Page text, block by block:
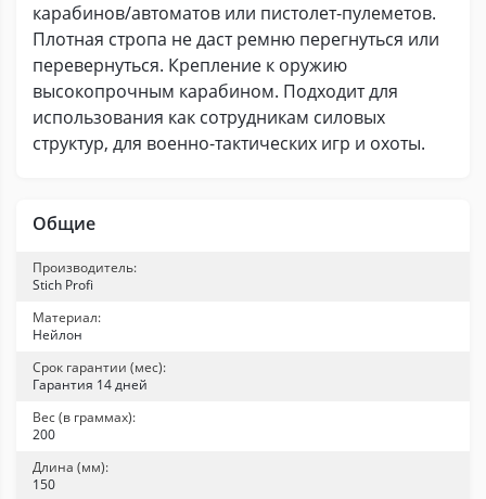
карабинов/автоматов или пистолет-пулеметов.
Плотная стропа не даст ремню перегнуться или
перевернуться. Крепление к оружию
высокопрочным карабином. Подходит для
использования как сотрудникам силовых
структур, для военно-тактических игр и охоты.
Общие
Производитель:
Stich Profi
Материал:
Нейлон
Срок гарантии (мес):
Гарантия 14 дней
Вес (в граммах):
200
Длина (мм):
150